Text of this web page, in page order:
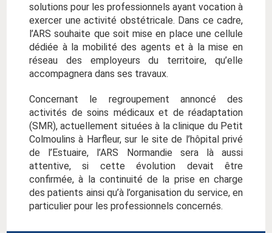
solutions pour les professionnels ayant vocation à
exercer une activité obstétricale. Dans ce cadre,
l’ARS souhaite que soit mise en place une cellule
dédiée à la mobilité des agents et à la mise en
réseau des employeurs du territoire, qu’elle
accompagnera dans ses travaux.
Concernant le regroupement annoncé des
activités de soins médicaux et de réadaptation
(SMR), actuellement situées à la clinique du Petit
Colmoulins à Harfleur, sur le site de l’hôpital privé
de l’Estuaire, l’ARS Normandie sera là aussi
attentive, si cette évolution devait être
confirmée, à la continuité de la prise en charge
des patients ainsi qu’à l’organisation du service, en
particulier pour les professionnels concernés.